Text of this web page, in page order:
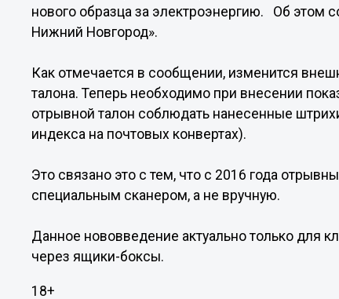
нового образца за электроэнергию. Об этом
Нижний Новгород».
Как отмечается в сообщении, изменится
талона. Теперь необходимо при внесении
отрывной талон соблюдать нанесенные
индекса на почтовых конвертах).
Это связано это с тем, что с 2016 года
специальным сканером, а не вручную.
Данное нововведение актуально только для
через ящики-боксы.
18+